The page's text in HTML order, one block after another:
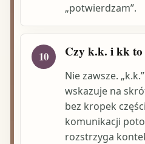
„potwierdzam”.
10 Czy k.k. i kk to
Nie zawsze.
wskazuje na
bez kropek
komunikacji
rozstrzyga